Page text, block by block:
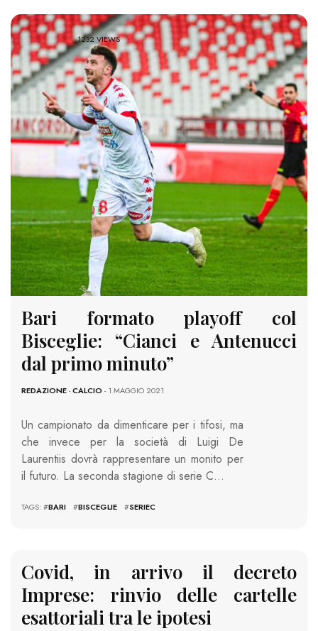
1232 VIEWS
Bari formato playoff col
Bisceglie: “Cianci e Antenucci
dal primo minuto”
REDAZIONE-CALCIO - 1 MAGGIO 2021
Un campionato da dimenticare per i tifosi, ma
che invece per la società di Luigi De
Laurentiis dovrà rappresentare un monito per
il futuro. La seconda stagione di serie C…
TAGS: #BARI #BISCEGLIE #SERIEC
Covid, in arrivo il decreto
Imprese: rinvio delle cartelle
esattoriali tra le ipotesi